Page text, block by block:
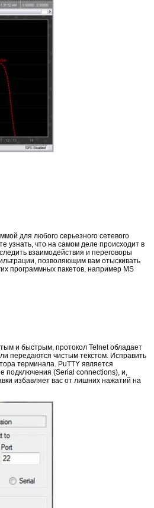
для любого серьезного сетевого
узнать, что на самом деле происходит в
взаимодействия и переговоры
позволяющим вам отыскивать
программных пакетов, например MS
и быстрым, протокол Telnet обладает
передаются чистым текстом. Исправить
терминала. PuTTY является
подключения (Serial connections), и,
избавляет вас от лишних нажатий на